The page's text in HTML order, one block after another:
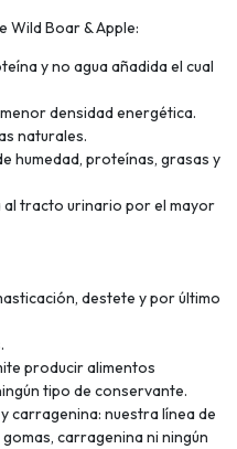
Wild Boar & Apple:
y no agua añadida el cual
densidad energética.
naturales.
humedad, proteínas, grasas y
tracto urinario por el mayor
destete y por último
producir alimentos
tipo de conservante.
carragenina: nuestra línea de
carragenina ni ningún